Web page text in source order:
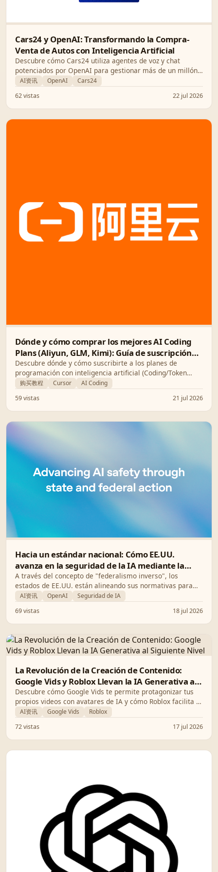
Cars24 y OpenAI: Transformando la Compra-
Venta de Autos con Inteligencia Artificial
Descubre cómo Cars24 utiliza agentes de voz y chat
potenciados por OpenAI para gestionar más de un millón
de minutos de conversación mensuales y recuperar el 12%
de los leads perdidos.
AI资讯 OpenAI
Cars24
62 vistas
22 jul 2026
Dónde y cómo comprar los mejores AI Coding
Plans (Aliyun, GLM, Kimi): Guía de suscripción
paso a paso
Descubre dónde y cómo suscribirte a los planes de
programación con inteligencia artificial (Coding/Token
Plans) más populares. Comparamos precios, estabilidad y
te guiamos en la compra paso a paso.
购买教程 Cursor
AI Coding
59 vistas
21 jul 2026
Hacia un estándar nacional: Cómo EE.UU.
avanza en la seguridad de la IA mediante la
acción estatal y federal
A través del concepto de "federalismo inverso", los
estados de EE.UU. están alineando sus normativas para
sentar las bases de una gobernanza democrática y segura
de la Inteligencia Artificial.
AI资讯 OpenAI
Seguridad de IA
69 vistas
18 jul 2026
La Revolución de la Creación de Contenido:
Google Vids y Roblox Llevan la IA Generativa al
Siguiente Nivel
Descubre cómo Google Vids te permite protagonizar tus
propios videos con avatares de IA y cómo Roblox facilita la
creación de videojuegos desde el móvil usando solo texto.
AI资讯 Google Vids
Roblox
72 vistas
17 jul 2026